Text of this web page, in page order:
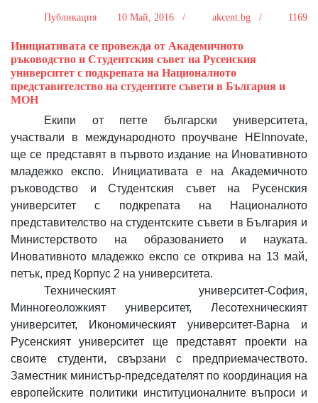
Публикация 10 Май, 2016 / akcent.bg / 1169
Инициативата се провежда от Академичното
ръководство и Студентския съвет на Русенския
университет с подкрепата на Националното
представителство на студентите съвети в България и
МОН
Екипи от петте български университета,
участвали в международното проучване HEInnovate,
ще се представят в първото издание на Иновативното
младежко експо. Инициативата е на Академичното
ръководство и Студентския съвет на Русенския
университет с подкрепата на Националното
представителство на студентските съвети в България и
Министерството на образованието и науката.
Иновативното младежко експо се открива на 13 май,
петък, пред Корпус 2 на университета.
Техническият университет-София,
Минногеоложкият университет, Лесотехническият
университет, Икономическият университет-Варна и
Русенският университет ще представят проекти на
своите студенти, свързани с предприемачеството.
Заместник министър-председателят по координация на
европейските политики институционалните въпроси и